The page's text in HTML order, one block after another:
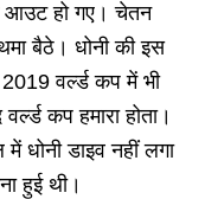
आउट हो गए। चेतन
बैठे। धोनी की इस
वर्ल्ड कप में भी
कप हमारा होता।
धोनी डाइव नहीं लगा
हुई थी।